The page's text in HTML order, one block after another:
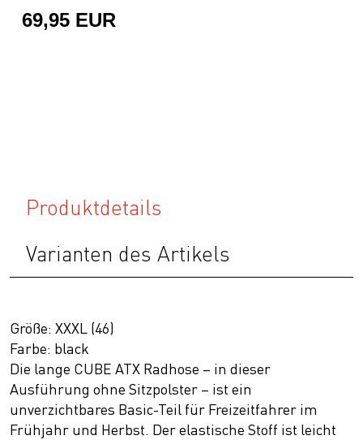
69,95 EUR
Produktdetails
Varianten des Artikels
Größe: XXXL (46)
Farbe: black
Die lange CUBE ATX Radhose – in dieser
Ausführung ohne Sitzpolster – ist ein
unverzichtbares Basic-Teil für Freizeitfahrer im
Frühjahr und Herbst. Der elastische Stoff ist leicht